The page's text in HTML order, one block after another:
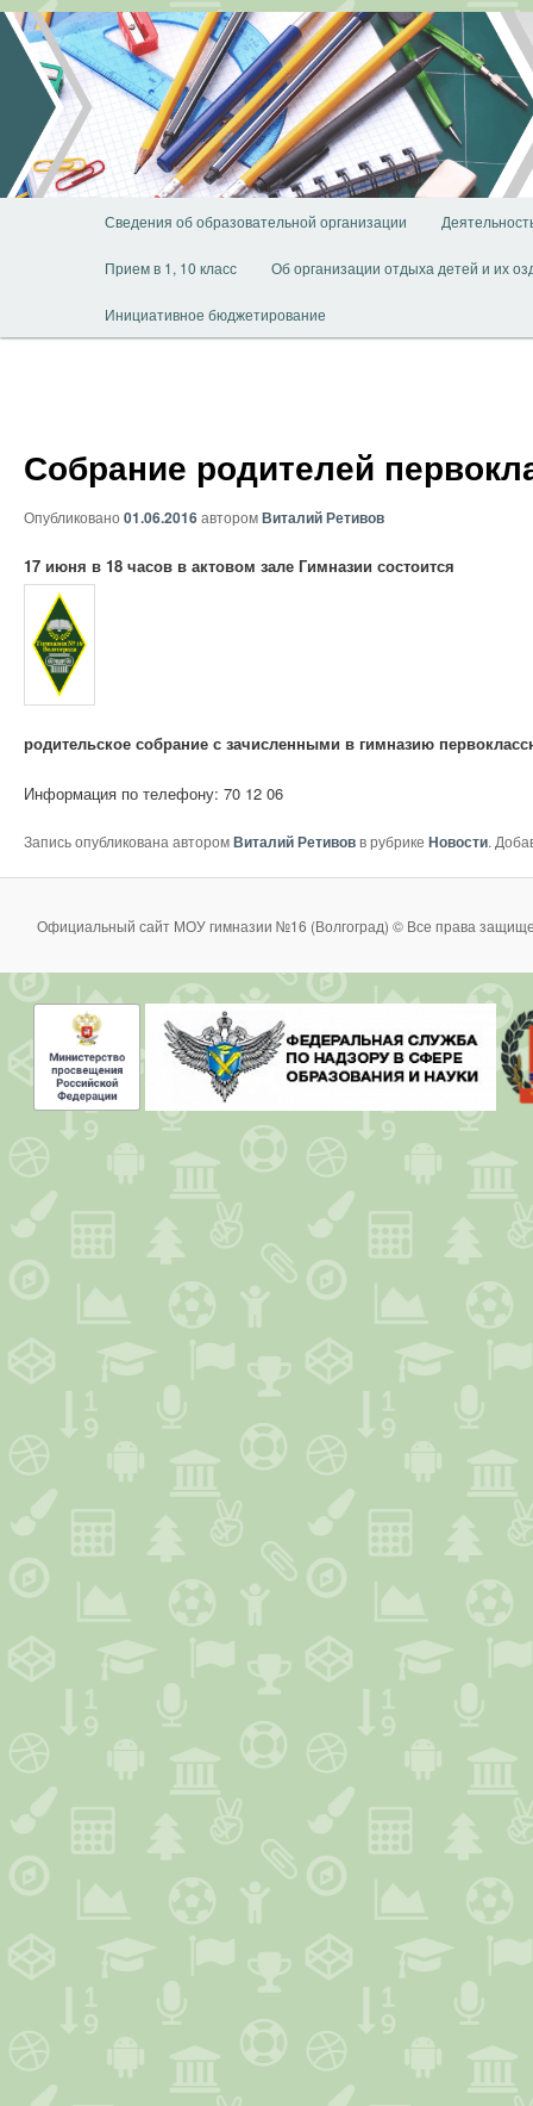
Перейти
основному
содержимому
Сведения об образовательной организации
Прием в 1, 10 класс Об организации отдыха детей и их
Инициативное бюджетирование
Собрание родителей
Опубликовано 01.06.2016авторомВиталий Ретивов
17 июня в 18 часов в актовом зале Гимназии состоится
родительское собрание с зачисленными в гимназию
Информация по телефону: 70 12 06
Запись опубликована авторомВиталий Ретивовв рубрике Новости.
Официальный сайт МОУ гимназии №16 (Волгоград) © Все права